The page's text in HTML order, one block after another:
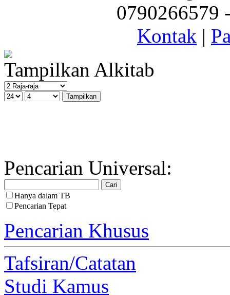
0790266579
Kontak |
Tampilkan Alkitab
Pencarian Universal:
Hanya dalam TB
Pencarian Tepat
Pencarian Khusus
Tafsiran/Catatan
Studi Kamus